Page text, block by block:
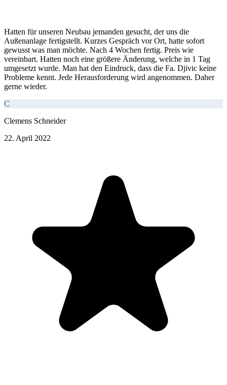
Hatten für unseren Neubau jemanden gesucht, der uns die
Außenanlage fertigstellt. Kurzes Gespräch vor Ort, hatte sofort
gewusst was man möchte. Nach 4 Wochen fertig. Preis wie
vereinbart. Hatten noch eine größere Änderung, welche in 1 Tag
umgesetzt wurde. Man hat den Eindruck, dass die Fa. Djivic keine
Probleme kennt. Jede Herausforderung wird angenommen. Daher
gerne wieder.
C
Clemens Schneider
22. April 2022